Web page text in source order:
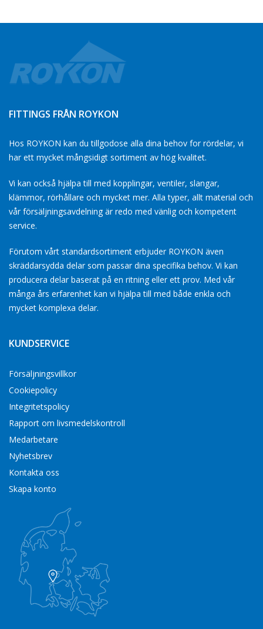
FITTINGS FRÅN ROYKON
Hos ROYKON kan du tillgodose alla dina behov for rördelar, vi
har ett mycket mångsidigt sortiment av hög kvalitet.
Vi kan också hjälpa till med kopplingar, ventiler, slangar,
klämmor, rörhållare och mycket mer. Alla typer, allt material och
vår försäljningsavdelning är redo med vänlig och kompetent
service.
Förutom vårt standardsortiment erbjuder ROYKON även
skräddarsydda delar som passar dina specifika behov. Vi kan
producera delar baserat på en ritning eller ett prov. Med vår
många års erfarenhet kan vi hjälpa till med både enkla och
mycket komplexa delar.
KUNDSERVICE
Försäljningsvillkor
Cookiepolicy
Integritetspolicy
Rapport om livsmedelskontroll
Medarbetare
Nyhetsbrev
Kontakta oss
Skapa konto